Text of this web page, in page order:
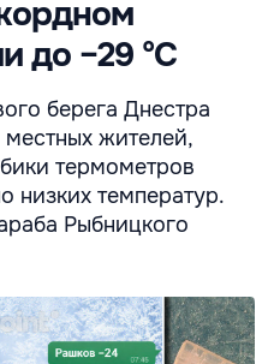
до −29 °С
берега Днестра
жителей,
термометров
низких температур.
Рыбницкого